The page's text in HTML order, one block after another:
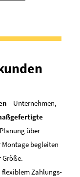
– Unternehmen,
über
begleiten
Größe.
Zahlungs‑